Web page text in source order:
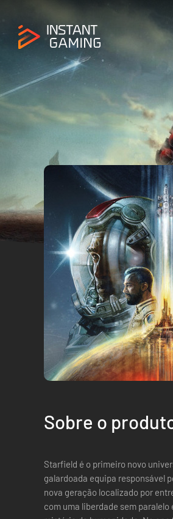
Sobre o
Starfield é o primeiro novo
galardoada equipa responsável
nova geração localizado por
com uma liberdade sem